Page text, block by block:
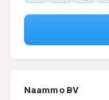
Naammo BV